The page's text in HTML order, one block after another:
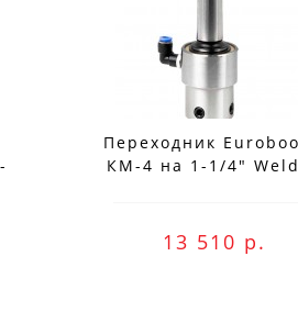
предложения!
способом, включая
Переходник
КМ-4 на 1-1/4"
13 510 р.